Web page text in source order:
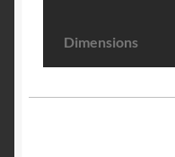
Dimensions